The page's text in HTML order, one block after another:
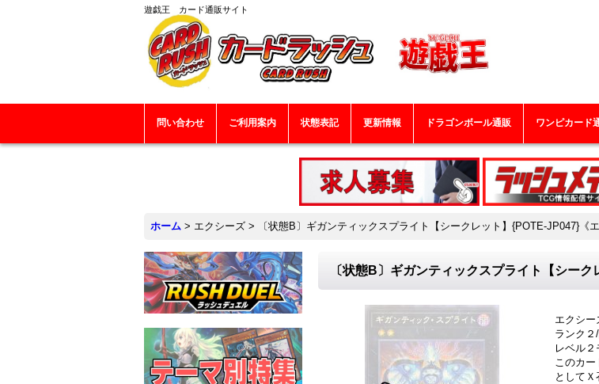
遊戯王 カード通販サイト
問い合わせ ご利用案内 状態表記 更新情報 ドラゴンボール通販 ワンピカード
ホーム > エクシーズ > 〔状態B〕ギガンティックスプライト【シークレット】{POTE-JP047}《エ
〔状態B〕ギガンティックスプライト【シー
エクシー
ランク２
レベル２
このカ
としてＸ